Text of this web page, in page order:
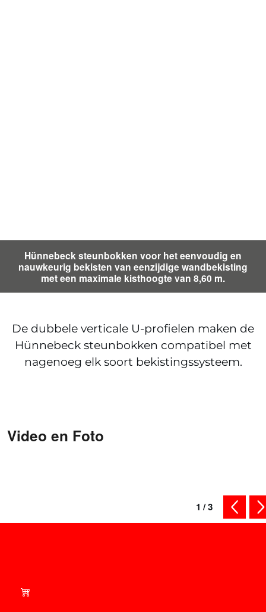
Hünnebeck steunbokken voor het eenvoudig en
nauwkeurig bekisten van eenzijdige wandbekisting
met een maximale kisthoogte van 8,60 m.
De dubbele verticale U-profielen maken de
Hünnebeck steunbokken compatibel met
nagenoeg elk soort bekistingssysteem.
Video en Foto
1 /3 vorige